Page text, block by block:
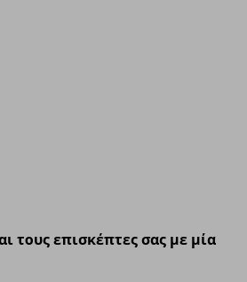
τους επισκέπτες σας με μία